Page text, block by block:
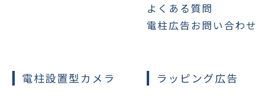
よくある質問
電柱広告お問い合わせ
電柱設置型カメラ ラッピング広告